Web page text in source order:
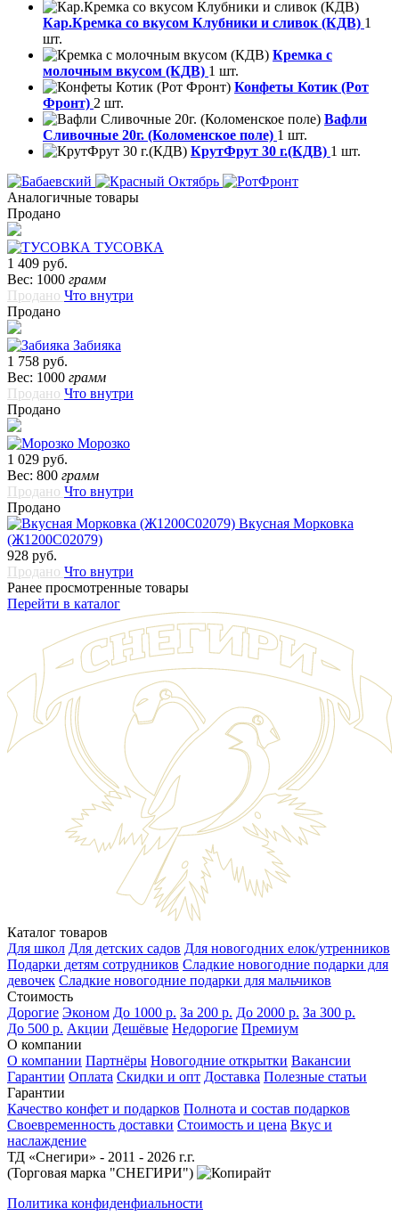
Кар.Кремка со вкусом Клубники и сливок (КДВ) 1
шт.
Кремка с
молочным вкусом (КДВ) 1 шт.
Конфеты Котик (Рот
Фронт) 2 шт.
Вафли
Сливочные 20г. (Коломенское поле) 1 шт.
КрутФрут 30 г.(КДВ) 1 шт.
Аналогичные товары
Продано
ТУСОВКА
1 409 руб.
Вес: 1000 грамм
Продано Что внутри
Продано
Забияка
1 758 руб.
Вес: 1000 грамм
Продано Что внутри
Продано
Морозко
1 029 руб.
Вес: 800 грамм
Продано Что внутри
Продано
Вкусная Морковка
(Ж1200С02079)
928 руб.
Продано Что внутри
Ранее просмотренные товары
Перейти в каталог
Каталог товаров
Для школ Для детских садов Для новогодних елок/утренников
Подарки детям сотрудников Сладкие новогодние подарки для
девочек Сладкие новогодние подарки для мальчиков
Стоимость
Дорогие Эконом До 1000 р. За 200 р. До 2000 р. За 300 р.
До 500 р. Акции Дешёвые Недорогие Премиум
О компании
О компании Партнёры Новогодние открытки Вакансии
Гарантии Оплата Скидки и опт Доставка Полезные статьи
Гарантии
Качество конфет и подарков Полнота и состав подарков
Своевременность доставки Стоимость и цена Вкус и
наслаждение
ТД «Снегири» - 2011 - 2026 г.г.
(Торговая марка "СНЕГИРИ")
Политика конфиденфиальности